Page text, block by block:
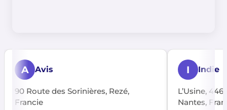
A Avis
90 Route des Sorinières, Rezé,
Francie
I Indie
L’Usine,
Nantes,